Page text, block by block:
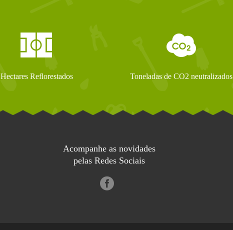
Hectares Reflorestados Toneladas de CO2 neutralizados
Acompanhe as novidades
pelas Redes Sociais